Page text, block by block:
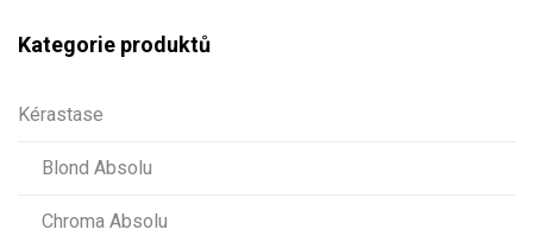
Kategorie produktů
Kérastase
Blond Absolu
Chroma Absolu